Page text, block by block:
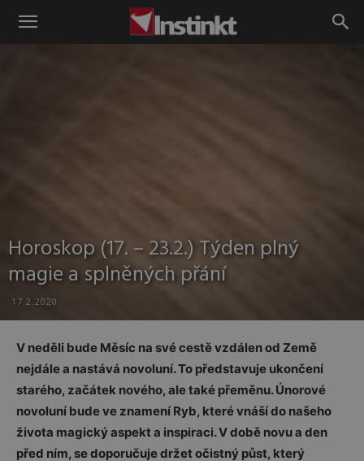
Instinkt
Horoskop (17. – 23.2.) Týden plný
magie a splněných přání
17.2.2020
V neděli bude Měsíc na své cestě vzdálen od Země
nejdále a nastává novoluní. To představuje ukončení
starého, začátek nového, ale také přeměnu. Únorové
novoluní bude ve znamení Ryb, které vnáší do našeho
života magický aspekt a inspiraci. V době novu a den
před ním, se doporučuje držet očistný půst, který